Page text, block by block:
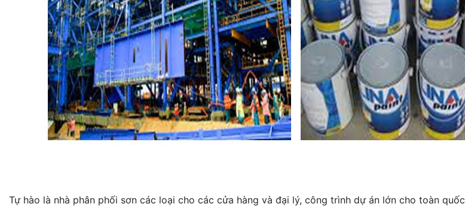
Tự hào là nhà phân phối sơn các loại cho các cửa hàng và đại lý, công trình dự án lớn cho toàn quốc